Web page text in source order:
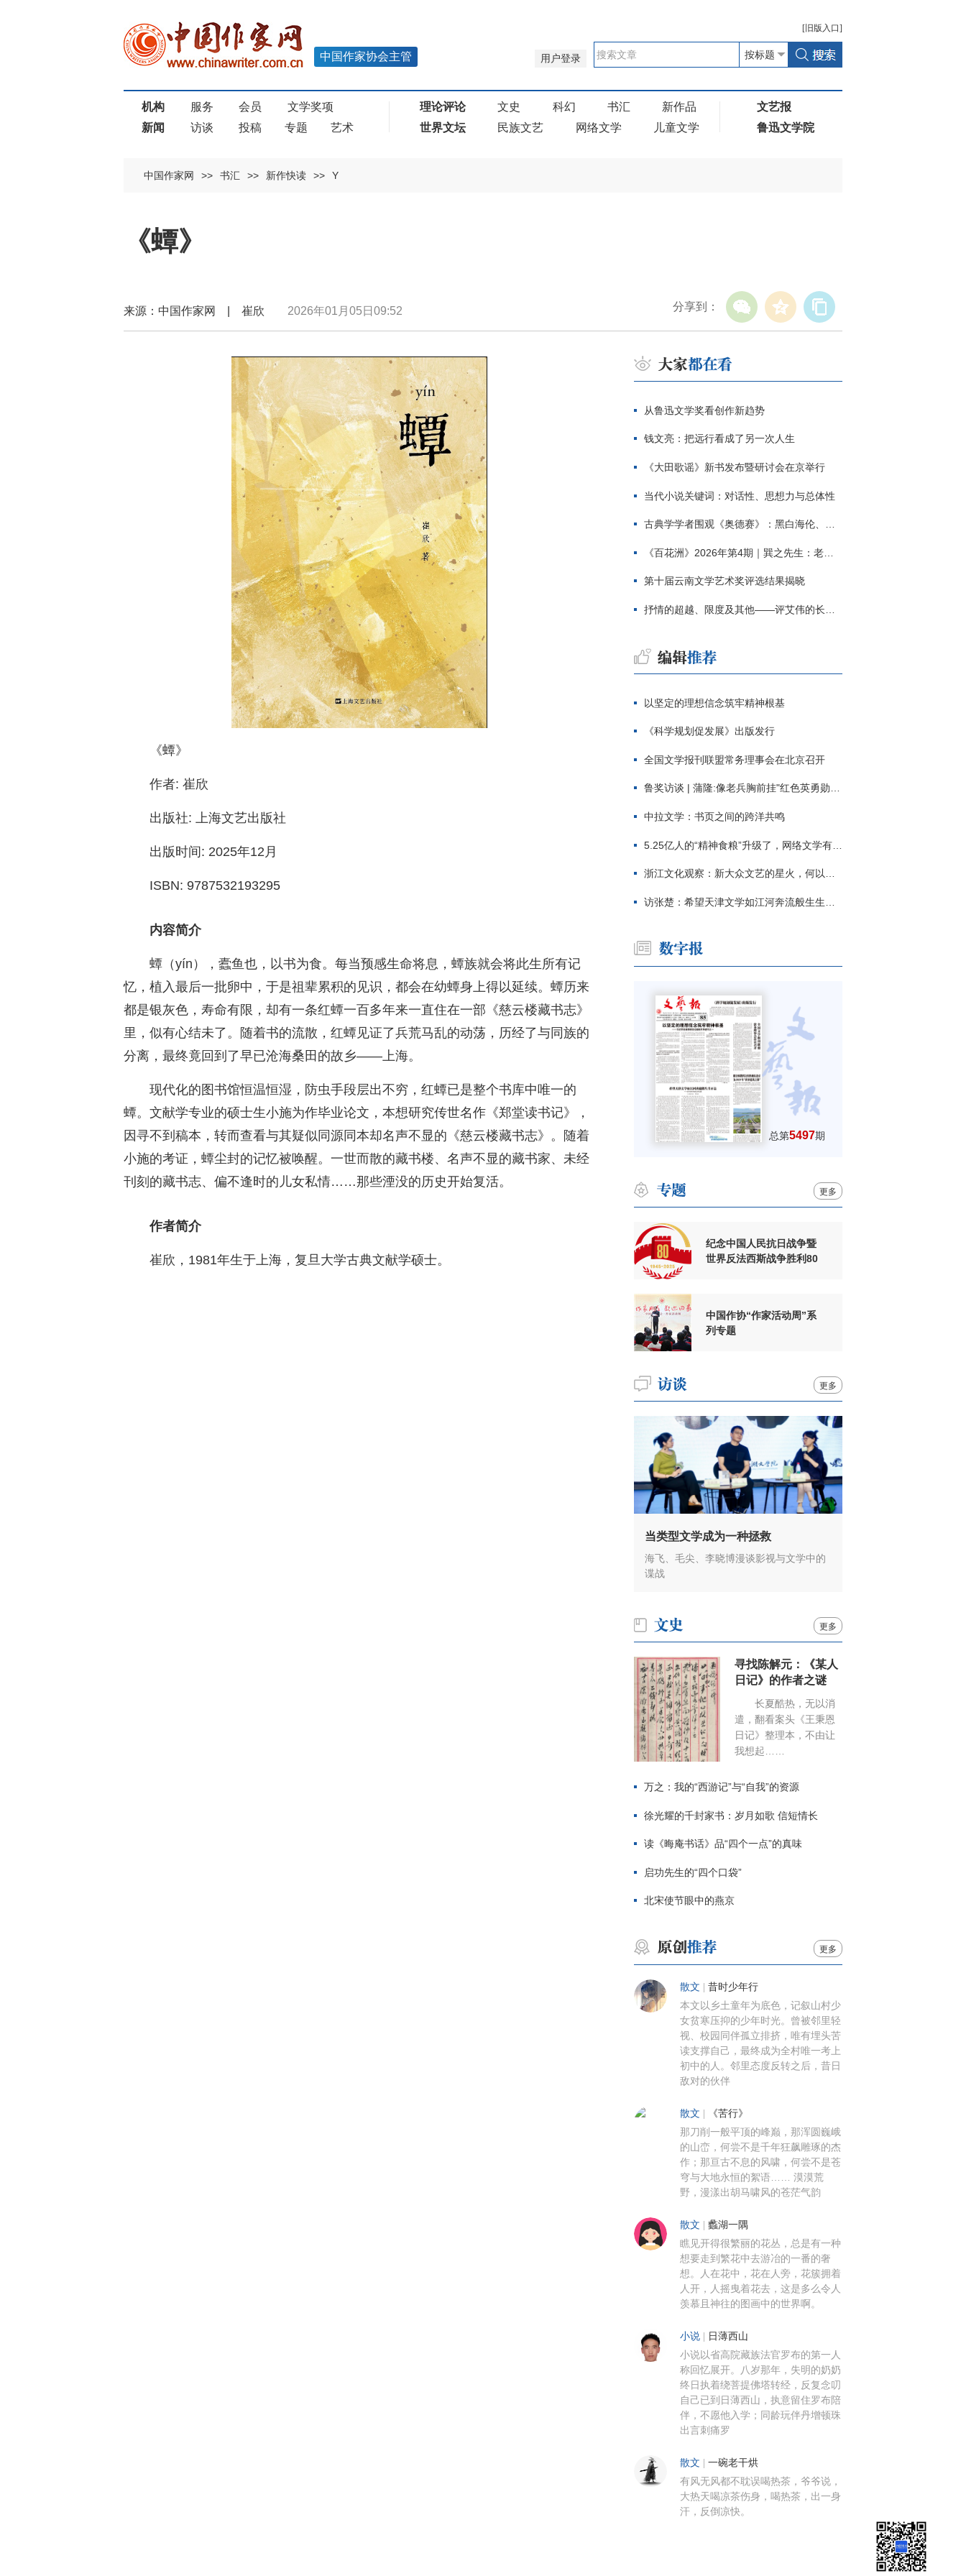
[ 旧版 入口]
用户登录
中国作家协会主管
机构 服务 会员
文学奖项
新闻
访谈 投稿 专题 艺术
理论评论 文史 科幻 书汇
新作品
世界文坛
民族文艺 网络文学 儿童文学
文艺报
鲁迅文学院
中国作家网 >> 书汇 >> 新作快读 >> Y
《蟫》
分享到：
来源：中国作家网 | 崔欣 2026年01月05日09:52
《蟫》
作者: 崔欣
出版社: 上海文艺出版社
出版时间: 2025年12月
ISBN: 9787532193295
内容简介
蟫（yín），蠹鱼也，以书为食。每当预感生命将息，蟫族就会将此生所有记
忆，植入最后一批卵中，于是祖辈累积的见识，都会在幼蟫身上得以延续。蟫历来
都是银灰色，寿命有限，却有一条红蟫一百多年来一直住在一部《慈云楼藏书志》
里，似有心结未了。随着书的流散，红蟫见证了兵荒马乱的动荡，历经了与同族的
分离，最终竟回到了早已沧海桑田的故乡——上海。
现代化的图书馆恒温恒湿，防虫手段层出不穷，红蟫已是整个书库中唯一的
蟫。文献学专业的硕士生小施为作毕业论文，本想研究传世名作《郑堂读书记》，
因寻不到稿本，转而查看与其疑似同源同本却名声不显的《慈云楼藏书志》。随着
小施的考证，蟫尘封的记忆被唤醒。一世而散的藏书楼、名声不显的藏书家、未经
刊刻的藏书志、偏不逢时的儿女私情……那些湮没的历史开始复活。
作者简介
崔欣，1981年生于上海，复旦大学古典文献学硕士。
从鲁迅文学奖看创作新趋势
钱文亮：把远行看成了另一次人生
《大田歌谣》新书发布暨研讨会在京举行
当代小说关键词：对话性、思想力与总体性
古典学学者围观《奥德赛》：黑白海伦、佩涅罗佩的别针与神秘入侵者
《百花洲》2026年第4期｜巽之先生：老兵朱向前侧记三题
第十届云南文学艺术奖评选结果揭晓
抒情的超越、限度及其他——评艾伟的长篇小说《春歌》
以坚定的理想信念筑牢精神根基
《科学规划促发展》出版发行
全国文学报刊联盟常务理事会在北京召开
鲁奖访谈 | 蒲隆:像老兵胸前挂"红色英勇勋章"
中拉文学：书页之间的跨洋共鸣
5.25亿人的“精神食粮”升级了，网络文学有了哪些新变化？
浙江文化观察：新大众文艺的星火，何以燎原？
访张楚：希望天津文学如江河奔流般生生不息
总第5497期
更多
纪念中国人民抗日战争暨
世界反法西斯战争胜利80
中国作协“作家活动周”系
列专题
更多
当类型文学成为一种拯救
海飞、毛尖、李晓博漫谈影视与文学中的
谍战
更多
寻找陈解元：《某人
日记》的作者之谜
长夏酷热，无以消
遣，翻看案头《王秉恩
日记》整理本，不由让
我想起……
万之：我的“西游记”与“自我”的资源
徐光耀的千封家书：岁月如歌 信短情长
读《晦庵书话》品“四个一点”的真味
启功先生的“四个口袋”
北宋使节眼中的燕京
更多
散文 昔时少年行
本文以乡土童年为底色，记叙山村少
女贫寒压抑的少年时光。曾被邻里轻
视、校园同伴孤立排挤，唯有埋头苦
读支撑自己，最终成为全村唯一考上
初中的人。邻里态度反转之后，昔日
敌对的伙伴
散文 《苦行》
那刀削一般平顶的峰巅，那浑圆巍峨
的山峦，何尝不是千年狂飙雕琢的杰
作；那亘古不息的风啸，何尝不是苍
穹与大地永恒的絮语…… 漠漠荒
野，漫漾出胡马啸风的苍茫气韵
散文 蠡湖一隅
瞧见开得很繁丽的花丛，总是有一种
想要走到繁花中去游冶的一番的奢
想。人在花中，花在人旁，花簇拥着
人开，人摇曳着花去，这是多么令人
羡慕且神往的图画中的世界啊。
小说 日薄西山
小说以省高院藏族法官罗布的第一人
称回忆展开。八岁那年，失明的奶奶
终日执着绕菩提佛塔转经，反复念叨
自己已到日薄西山，执意留住罗布陪
伴，不愿他入学；同龄玩伴丹增顿珠
出言刺痛罗
散文 一碗老干烘
有风无风都不耽误喝热茶，爷爷说，
大热天喝凉茶伤身，喝热茶，出一身
汗，反倒凉快。